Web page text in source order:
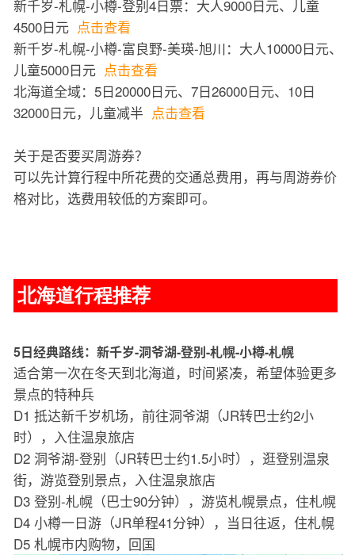
新千岁-札幌-小樽-登别4日票：大人9000日元、儿童
4500日元 点击查看
新千岁-札幌-小樽-富良野-美瑛-旭川：大人10000日元、
儿童5000日元 点击查看
北海道全域：5日20000日元、7日26000日元、10日
32000日元，儿童减半 点击查看
关于是否要买周游券？
可以先计算行程中所花费的交通总费用，再与周游券价
格对比，选费用较低的方案即可。
北海道行程推荐
5日经典路线：新千岁-洞爷湖-登别-札幌-小樽-札幌
适合第一次在冬天到北海道，时间紧凑，希望体验更多
景点的特种兵
D1 抵达新千岁机场，前往洞爷湖（JR转巴士约2小
时），入住温泉旅店
D2 洞爷湖-登别（JR转巴士约1.5小时），逛登别温泉
街，游览登别景点，入住温泉旅店
D3 登别-札幌（巴士90分钟），游览札幌景点，住札幌
D4 小樽一日游（JR单程41分钟），当日往返，住札幌
D5 札幌市内购物，回国